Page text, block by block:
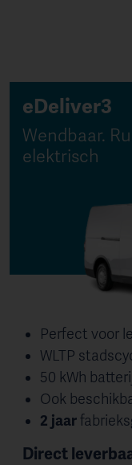
eDeliver3
Wendbaar.
elektrisch
Perfect voor
WLTP
50 kWh
Ook
2 jaar
Direct